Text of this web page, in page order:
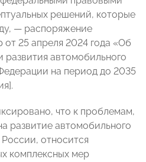
решений, которые
— распоряжение
25 апреля 2024 года «Об
автомобильного
на период до 2035
что к проблемам,
развитие автомобильного
относится
комплексных мер